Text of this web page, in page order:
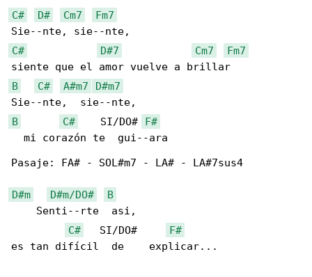
C# D# Cm7
Fm7
C#
D#7 Cm7
Fm7
B
C# A#m7
D#m7
B
C#
    SI/DO#
F#
  mi corazón te  gui--ara
Pasaje: FA# - SOL#m7 - LA# - LA#7sus4
D#m D#m/DO#
B
    Senti--rte  asi,
C#
   SI/DO#
F#
es tan difícil  de    explicar...